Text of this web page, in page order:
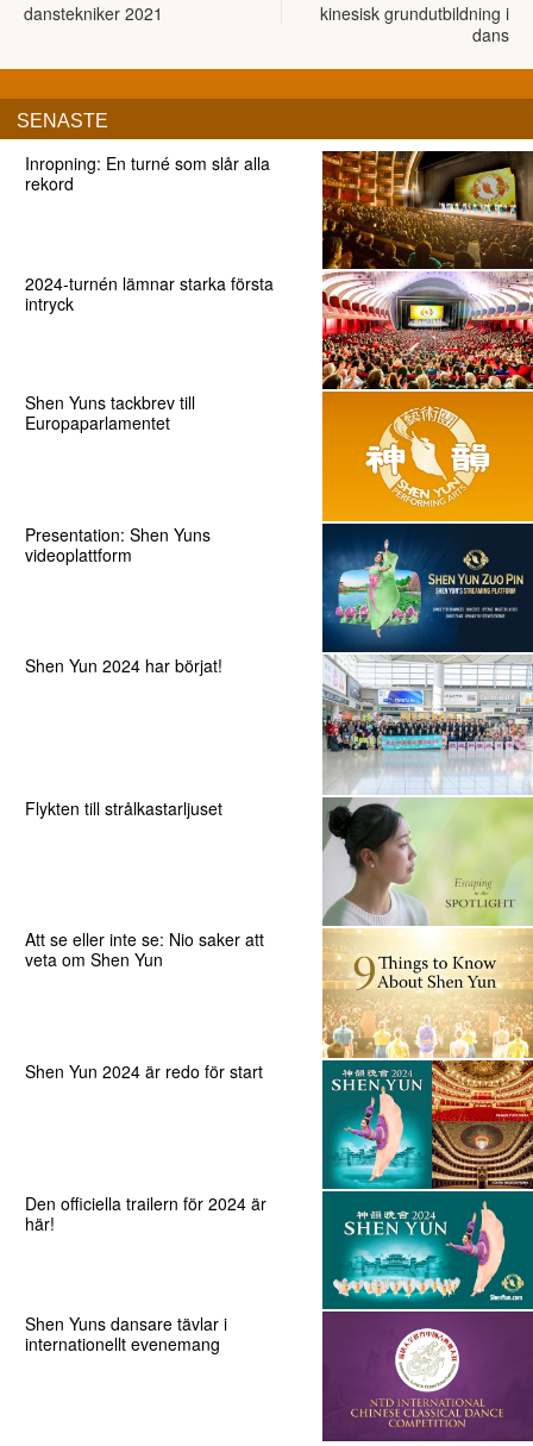
danstekniker 2021
kinesisk grundutbildning i
dans
SENASTE
Inropning: En turné som slår alla
rekord
2024-turnén lämnar starka första
intryck
Shen Yuns tackbrev till
Europaparlamentet
Presentation: Shen Yuns
videoplattform
Shen Yun 2024 har börjat!
Flykten till strålkastarljuset
Att se eller inte se: Nio saker att
veta om Shen Yun
Shen Yun 2024 är redo för start
Den officiella trailern för 2024 är
här!
Shen Yuns dansare tävlar i
internationellt evenemang